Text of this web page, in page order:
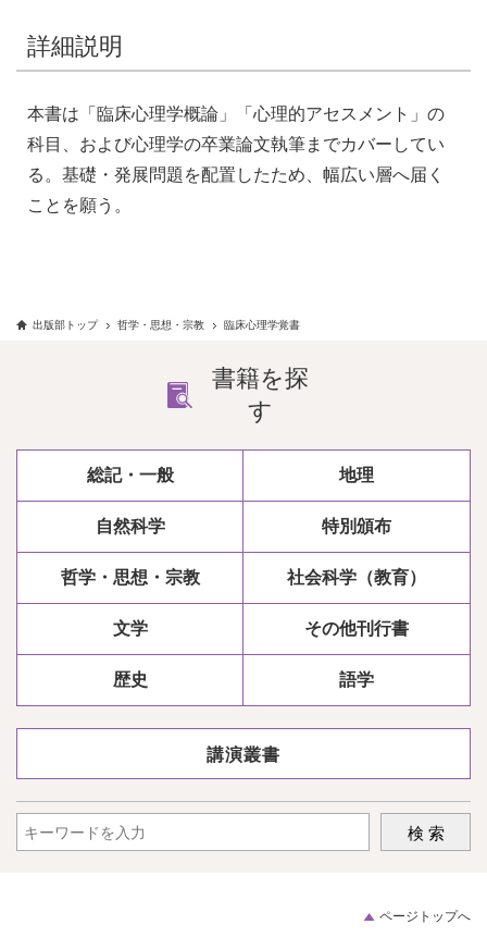
出版部トップ 哲学・思想・宗教 臨床心理学覚書
詳細説明
本書は「臨床心理学概論」「心理的アセスメント」の
科目、および心理学の卒業論文執筆までカバーしてい
る。基礎・発展問題を配置したため、幅広い層へ届く
ことを願う。
書籍を探
す
総記・一般 地理
自然科学 特別頒布
哲学・思想・宗教 社会科学（教育）
文学 その他刊行書
歴史 語学
講演叢書
ページトップへ